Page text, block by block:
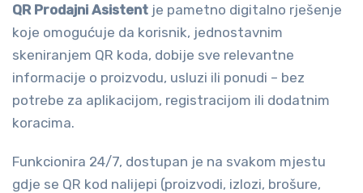
QR Prodajni Asistent je pametno digitalno rješenje
koje omogućuje da korisnik, jednostavnim
skeniranjem QR koda, dobije sve relevantne
informacije o proizvodu, usluzi ili ponudi – bez
potrebe za aplikacijom, registracijom ili dodatnim
koracima.
Funkcionira 24/7, dostupan je na svakom mjestu
gdje se QR kod nalijepi (proizvodi, izlozi, brošure,